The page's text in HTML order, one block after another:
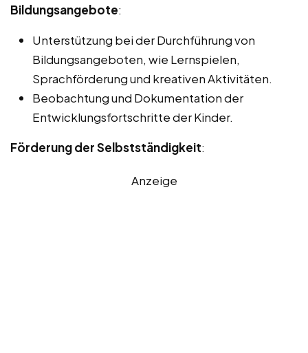
Bildungsangebote:
Unterstützung bei der Durchführung von
Bildungsangeboten, wie Lernspielen,
Sprachförderung und kreativen Aktivitäten.
Beobachtung und Dokumentation der
Entwicklungsfortschritte der Kinder.
Förderung der Selbstständigkeit:
Anzeige